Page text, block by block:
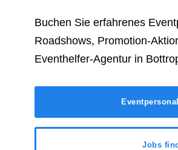
Buchen Sie erfahrenes
Roadshows, Promotion-
Eventhelfer-Agentur in
Jobs